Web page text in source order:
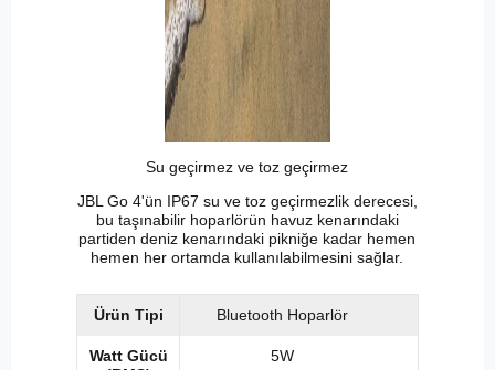
Su geçirmez ve toz geçirmez
JBL Go 4'ün IP67 su ve toz geçirmezlik derecesi,
bu taşınabilir hoparlörün havuz kenarındaki
partiden deniz kenarındaki pikniğe kadar hemen
hemen her ortamda kullanılabilmesini sağlar.
Ürün Tipi Bluetooth Hoparlör
Watt Gücü
5W